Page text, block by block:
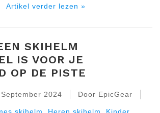
Artikel verder lezen »
SKIHELM
IS VOOR JE
OP DE PISTE
2024 Door EpicGear